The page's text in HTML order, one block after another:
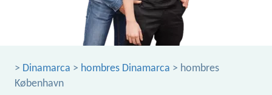
> Dinamarca > hombres Dinamarca > hombres
København